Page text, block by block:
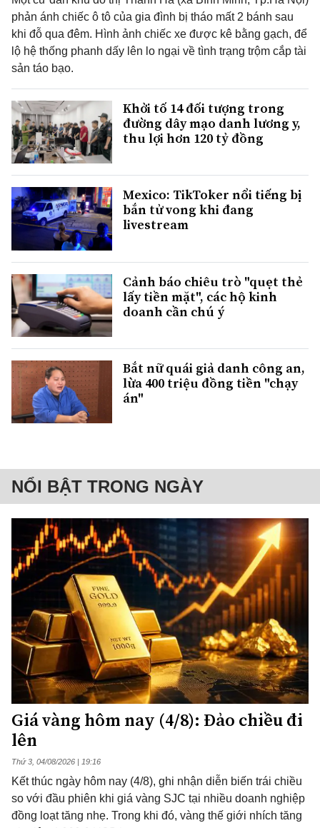
phản ánh chiếc ô tô của gia đình bị tháo mất 2 bánh sau
khi đỗ qua đêm. Hình ảnh chiếc xe được kê bằng gạch, để
lộ hệ thống phanh dấy lên lo ngại về tình trạng trộm cắp tài
sản táo bạo.
Khởi tố 14 đối tượng trong
đường dây mạo danh lương y,
thu lợi hơn 120 tỷ đồng
Mexico: TikToker nổi tiếng bị
bắn tử vong khi đang
livestream
Cảnh báo chiêu trò "quẹt thẻ
lấy tiền mặt", các hộ kinh
doanh cần chú ý
Bắt nữ quái giả danh công an,
lừa 400 triệu đồng tiền "chạy
án"
NỔI BẬT TRONG NGÀY
Giá vàng hôm nay (4/8): Đảo chiều đi
lên
Thứ 3, 04/08/2026 | 19:16
Kết thúc ngày hôm nay (4/8), ghi nhận diễn biến trái chiều
so với đầu phiên khi giá vàng SJC tại nhiều doanh nghiệp
đồng loạt tăng nhẹ. Trong khi đó, vàng thế giới nhích tăng